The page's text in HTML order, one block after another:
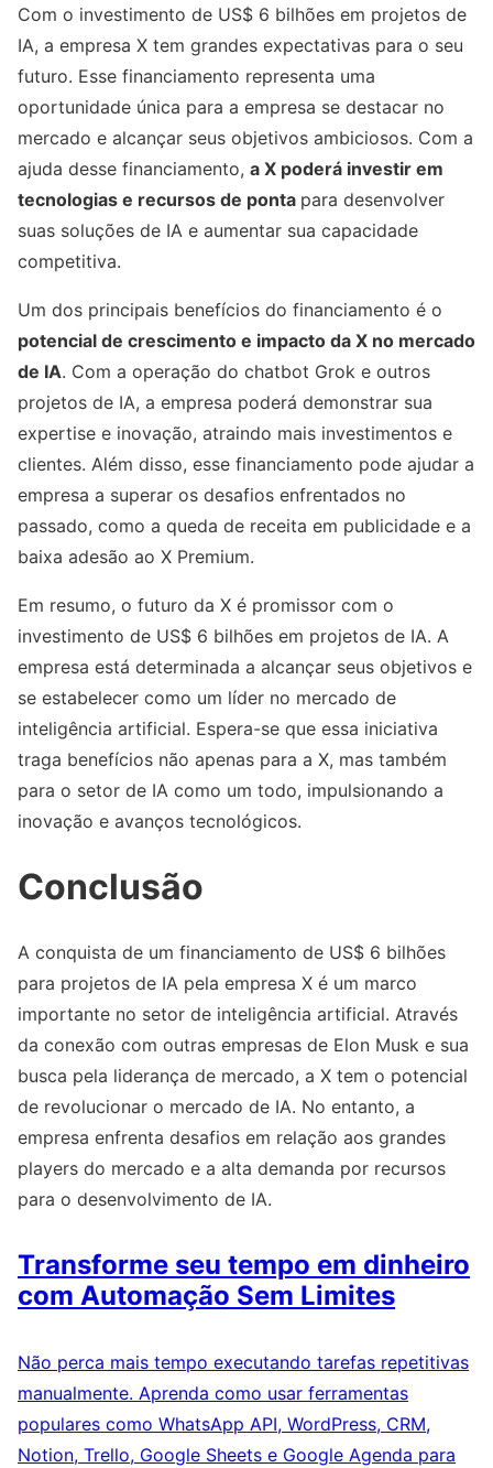
Com o investimento de US$ 6 bilhões em projetos de
IA, a empresa X tem grandes expectativas para o seu
futuro. Esse financiamento representa uma
oportunidade única para a empresa se destacar no
mercado e alcançar seus objetivos ambiciosos. Com a
ajuda desse financiamento, a X poderá investir em
tecnologias e recursos de ponta para desenvolver
suas soluções de IA e aumentar sua capacidade
competitiva.
Um dos principais benefícios do financiamento é o
potencial de crescimento e impacto da X no mercado
de IA. Com a operação do chatbot Grok e outros
projetos de IA, a empresa poderá demonstrar sua
expertise e inovação, atraindo mais investimentos e
clientes. Além disso, esse financiamento pode ajudar a
empresa a superar os desafios enfrentados no
passado, como a queda de receita em publicidade e a
baixa adesão ao X Premium.
Em resumo, o futuro da X é promissor com o
investimento de US$ 6 bilhões em projetos de IA. A
empresa está determinada a alcançar seus objetivos e
se estabelecer como um líder no mercado de
inteligência artificial. Espera-se que essa iniciativa
traga benefícios não apenas para a X, mas também
para o setor de IA como um todo, impulsionando a
inovação e avanços tecnológicos.
Conclusão
A conquista de um financiamento de US$ 6 bilhões
para projetos de IA pela empresa X é um marco
importante no setor de inteligência artificial. Através
da conexão com outras empresas de Elon Musk e sua
busca pela liderança de mercado, a X tem o potencial
de revolucionar o mercado de IA. No entanto, a
empresa enfrenta desafios em relação aos grandes
players do mercado e a alta demanda por recursos
para o desenvolvimento de IA.
Transforme seu tempo em dinheiro
com Automação Sem Limites
Não perca mais tempo executando tarefas repetitivas
manualmente. Aprenda como usar ferramentas
populares como WhatsApp API, WordPress, CRM,
Notion, Trello, Google Sheets e Google Agenda para